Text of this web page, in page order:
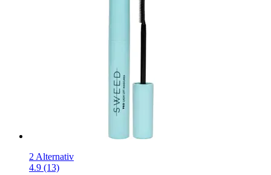
2 Alternativ
4.9 (13)